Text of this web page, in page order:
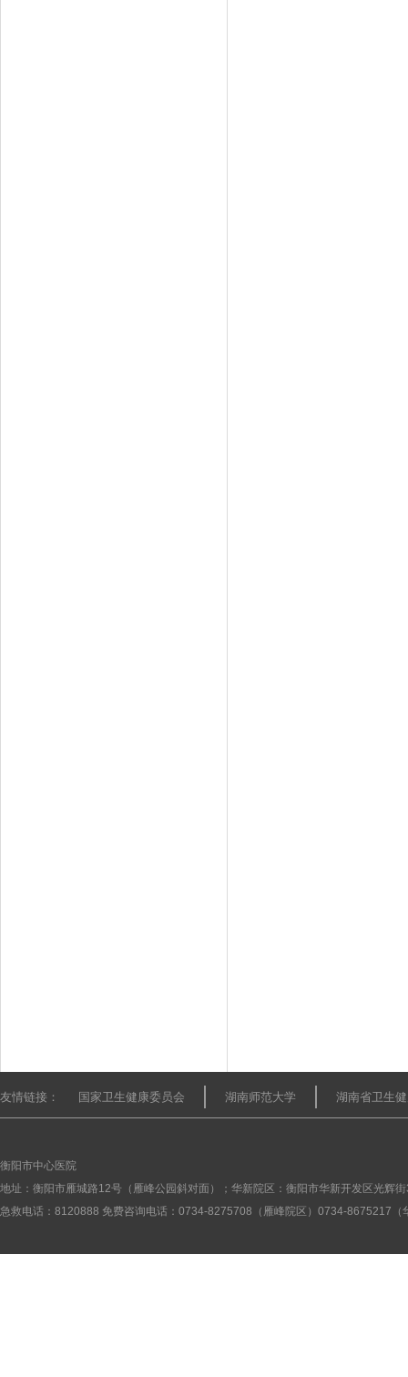
友情链接： 国家卫生健康委员会 湖南师范大学 湖南省卫生
衡阳市中心医院
地址：衡阳市雁城路12号（雁峰公园斜对面）；华新院区：衡阳市华新开发区光辉
急救电话：8120888 免费咨询电话：0734-8275708（雁峰院区）0734-8675217（